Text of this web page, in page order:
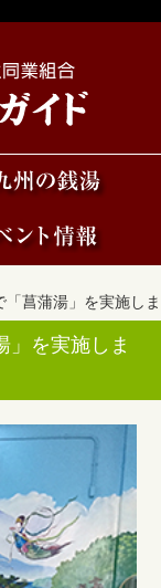
菖蒲湯」を実施しま
」を実施しま